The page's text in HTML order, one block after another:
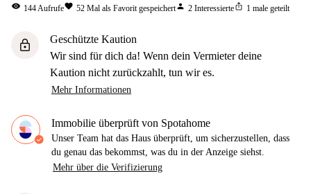
visibility 144Aufrufefavorite 52 Mal als Favorit gespeichertperson 2 Interessierteios_share 1 male geteilt
lock
Geschützte Kaution
Wir sind für dich da! Wenn dein Vermieter deine
Kaution nicht zurückzahlt, tun wir es.
Mehr Informationen
Immobilie überprüft von Spotahome
Unser Team hat das Haus überprüft, um sicherzustellen, dass
du genau das bekommst, was du in der Anzeige siehst.
Mehr über die Verifizierung